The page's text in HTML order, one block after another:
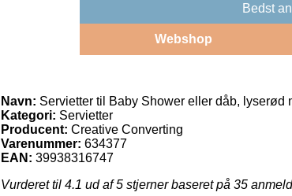
Bedst
Webshop
Navn: Servietter til Baby Shower eller dåb, lyserød
Kategori: Servietter
Producent: Creative Converting
Varenummer: 634377
EAN: 39938316747
Vurderet til 4.1 ud af 5 stjerner baseret på 35